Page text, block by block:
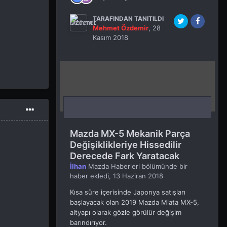
TARAFINDAN TANITILDI
Mehmet Özdemir, 28
Kasım 2018
Mazda MX-5 Mekanik Parça
Değişiklikleriye Hissedilir
Derecede Fark Yaratacak
İlhan Mazda Haberleri bölümünde bir
haber ekledi, 13 Haziran 2018
Kısa süre içerisinde Japonya satışları
başlayacak olan 2019 Mazda Miata MX-5,
altyapı olarak gözle görülür değişim
barındırıyor.